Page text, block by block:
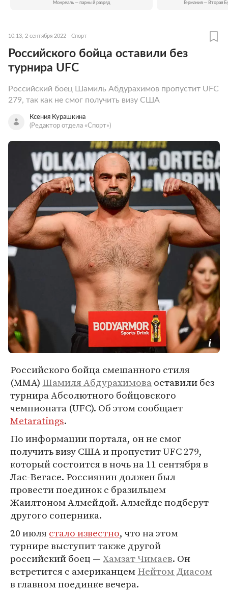
Монреаль — парный разряд Германия — Вторая
10:13, 2 сентября 2022 Спорт
Российского бойца оставили без
турнира UFC
Российский боец Шамиль Абдурахимов пропустит UFC
279, так как не смог получить визу США
Ксения Курашкина
(Редактор отдела «Спорт»)
Российского бойца смешанного стиля
(ММА) Шамиля Абдурахимоваоставили без
турнира Абсолютного бойцовского
чемпионата (UFC). Об этом сообщает
Metaratings.
По информации портала, он не смог
получить визу США и пропустит UFC 279,
который состоится в ночь на 11 сентября в
Лас-Вегасе. Россиянин должен был
провести поединок с бразильцем
Жаилтоном Алмейдой. Алмейде подберут
другого соперника.
20 июлястало известно, что на этом
турнире выступит также другой
российский боец —Хамзат Чимаев. Он
встретится с американцемНейтом Диасом
в главном поединке вечера.